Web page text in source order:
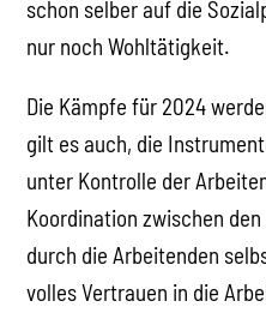
schon selber auf die
nur noch Wohltätigkeit.
Die Kämpfe für 2024
gilt es auch, die
unter Kontrolle der
Koordination zwischen
durch die Arbeitenden
volles Vertrauen in die